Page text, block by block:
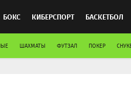
БОКС КИБЕРСПОРТ БАСКЕТБОЛ
ШАХМАТЫ ФУТЗАЛ ПОКЕР